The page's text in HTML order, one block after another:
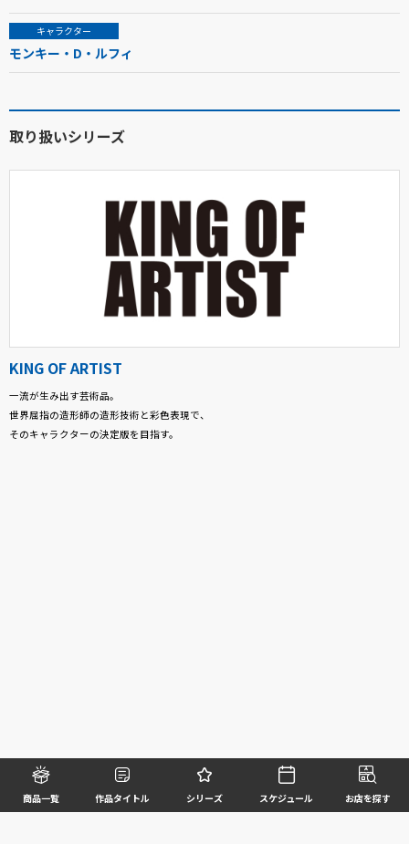
商品一覧 作品タイトル シリーズ スケジュール お店を探す
キャラクター
モンキー・D・ルフィ
取り扱いシリーズ
KING OF ARTIST
一流が生み出す芸術品。
世界屈指の造形師の造形技術と彩色表現で、
そのキャラクターの決定版を目指す。